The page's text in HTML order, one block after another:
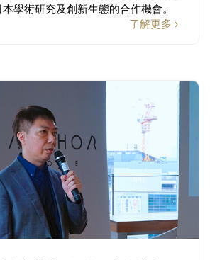
學術研究及創新生態的合作機會。
了解更多 ›